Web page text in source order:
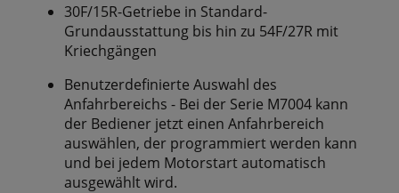
30F/15R-Getriebe in Standard-
Grundausstattung bis hin zu 54F/27R mit
Kriechgängen
Benutzerdefinierte Auswahl des
Anfahrbereichs - Bei der Serie M7004 kann
der Bediener jetzt einen Anfahrbereich
auswählen, der programmiert werden kann
und bei jedem Motorstart automatisch
ausgewählt wird.